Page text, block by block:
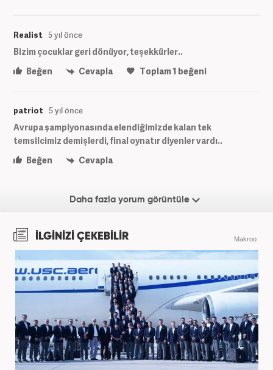
Realist 5 yıl önce
Bizim çocuklar geri dönüyor, teşekkürler..
Beğen
Cevapla Toplam1 beğeni
patriot 5 yıl önce
Avrupa şampiyonasında elendiğimizde kalan tek
temsilcimiz demişlerdi, final oynatır diyenler vardı..
Beğen
Cevapla
Daha fazla yorum görüntüle
İLGİNİZİ ÇEKEBİLİR Makroo